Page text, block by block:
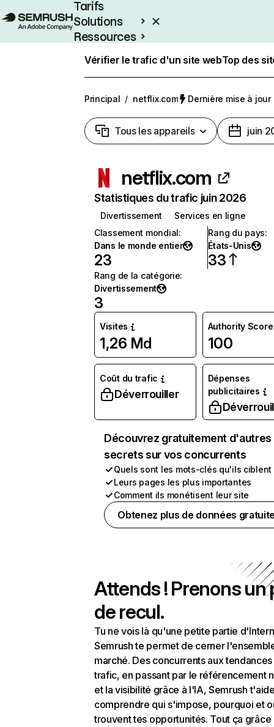
Tarifs
Solutions
Ressources
Vérifier le trafic d'un site webTop des
Principal / netflix.com Dernière mise à jour
Tous les appareils juin
netflix.com
Statistiques du trafic juin 2026
Divertissement
Services en ligne
Classement mondial:
Dans le monde entier
23
Rang du pays:
États-Unis
33
Rang de la catégorie:
Divertissement
3
Visites
1,26 Md
Authority Score
100
Coût du trafic
Déverrouiller
Dépenses
publicitaires
Découvrez gratuitement d'autres
secrets sur vos concurrents
Quels sont les mots-clés qu'ils ciblent
Leurs pages les plus importantes
Comment ils monétisent leur site
Obtenez plus de données
Attends ! Prenons un
de recul.
Tu ne vois là qu'une petite partie
Semrush te permet de cerner
marché. Des concurrents aux
trafic, en passant par le référencement
et la visibilité grâce à l'IA, Semrush
comprendre qui s'impose, pourquoi et
trouvent tes opportunités. Tout ça grâce